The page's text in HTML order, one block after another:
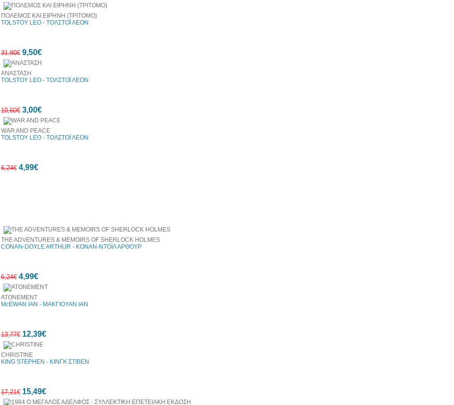
ΠΟΛΕΜΟΣ ΚΑΙ ΕΙΡΗΝΗ (ΤΡΙΤΟΜΟ)
TOLSTOY LEO - ΤΟΛΣΤΟΪ ΛΕΟΝ
31,80€ 9,50€
ΑΝΑΣΤΑΣΗ
TOLSTOY LEO - ΤΟΛΣΤΟΪ ΛΕΟΝ
10,60€ 3,00€
WAR AND PEACE
TOLSTOY LEO - ΤΟΛΣΤΟΪ ΛΕΟΝ
6,24€ 4,99€
THE ADVENTURES & MEMOIRS OF SHERLOCK HOLMES
CONAN-DOYLE ARTHUR - ΚΟΝΑΝ-ΝΤΟΪΛ ΑΡΘΟΥΡ
6,24€ 4,99€
ATONEMENT
McEWAN IAN - ΜΑΚΓΙΟΥΑΝ ΙΑΝ
13,77€ 12,39€
CHRISTINE
KING STEPHEN - ΚΙΝΓΚ ΣΤΙΒΕΝ
17,21€ 15,49€